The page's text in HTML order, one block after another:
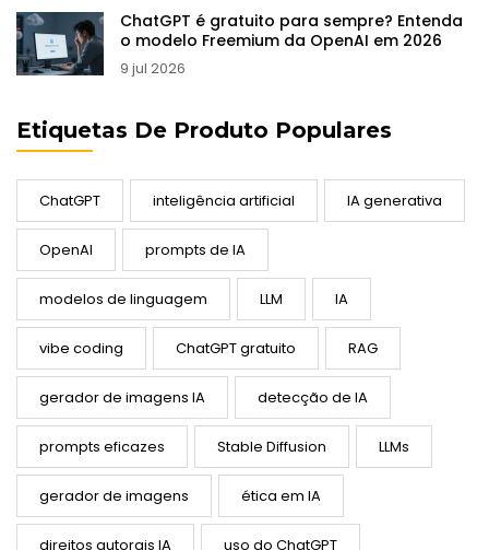
ChatGPT é gratuito para sempre? Entenda
o modelo Freemium da OpenAI em 2026
9 jul 2026
Etiquetas De Produto Populares
ChatGPT inteligência artificial IA generativa
OpenAI prompts de IA
modelos de linguagem LLM IA
vibe coding ChatGPT gratuito RAG
gerador de imagens IA detecção de IA
prompts eficazes Stable Diffusion LLMs
gerador de imagens ética em IA
direitos autorais IA uso do ChatGPT